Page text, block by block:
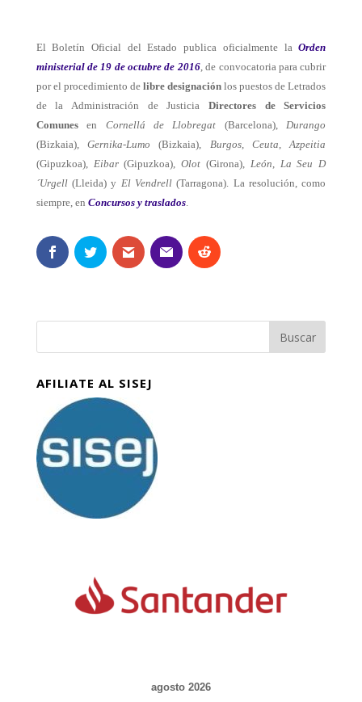
El Boletín Oficial del Estado publica oficialmente laOrden
ministerial de 19 de octubre de 2016, de convocatoria para cubrir
por el procedimiento de libre designación los puestos de Letrados
de la Administración de Justicia Directores de Servicios
Comunesen Cornellá de Llobregat (Barcelona),Durango
(Bizkaia),Gernika-Lumo (Bizkaia), Burgos, Ceuta,Azpeitia
(Gipuzkoa), Eibar(Gipuzkoa),Olot (Girona), León, La Seu D
´Urgell(Lleida) y El Vendrell (Tarragona). La resolución, como
siempre, en Concursos y traslados.
AFILIATE AL SISEJ
agosto 2026